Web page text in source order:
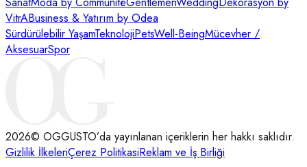
VitrABusiness & Yatırım by Odea
Sürdürülebilir YaşamTeknolojiPetsWell-BeingMücevher /
AksesuarSpor
2026© OGGUSTO’da yayınlanan içeriklerin her hakkı saklıdır.
Gizlilik İlkeleriÇerez PolitikasiReklam ve İş Birliği